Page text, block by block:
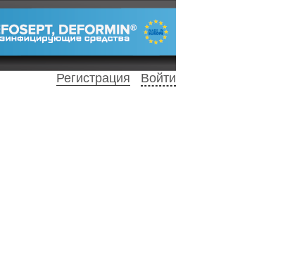
Войти
Регистрация